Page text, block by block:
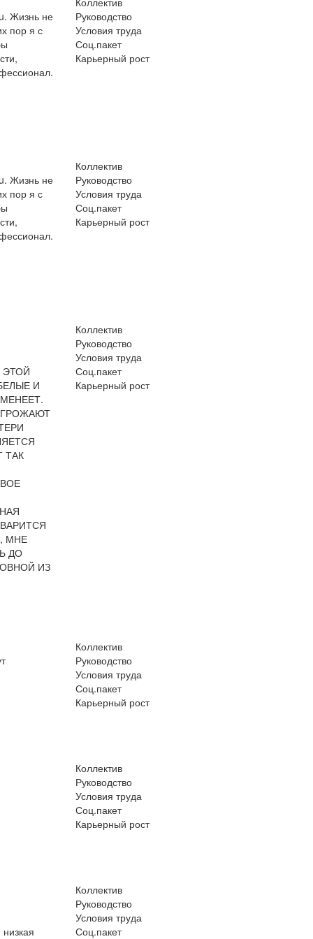
Жизнь не
пор я с
Руководство
Условия труда
Соц.пакет
Карьерный рост
Жизнь не
пор я с
Коллектив
Руководство
Условия труда
Соц.пакет
Карьерный рост
ЭТОЙ
И
ТАК
МНЕ
ДО
ИЗ
Коллектив
Руководство
Условия труда
Соц.пакет
Карьерный рост
Коллектив
Руководство
Условия труда
Соц.пакет
Карьерный рост
Коллектив
Руководство
Условия труда
Соц.пакет
Карьерный рост
Коллектив
Руководство
Условия труда
Соц.пакет